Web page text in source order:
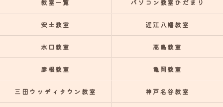
教室一覧 パソコン教室ひだまり
安土教室 近江八幡教室
水口教室 高島教室
彦根教室 亀岡教室
三田ウッディタウン教室 神戸名谷教室